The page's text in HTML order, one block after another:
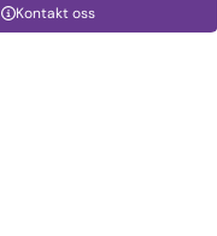
Kontakt oss